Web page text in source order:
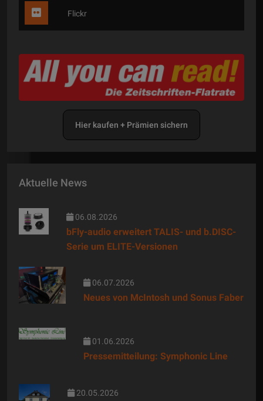
Flickr
Hier kaufen + Prämien sichern
Aktuelle News
06.08.2026
bFly-audio erweitert TALIS- und b.DISC-
Serie um ELITE-Versionen
06.07.2026
Neues von McIntosh und Sonus Faber
01.06.2026
Pressemitteilung: Symphonic Line
20.05.2026